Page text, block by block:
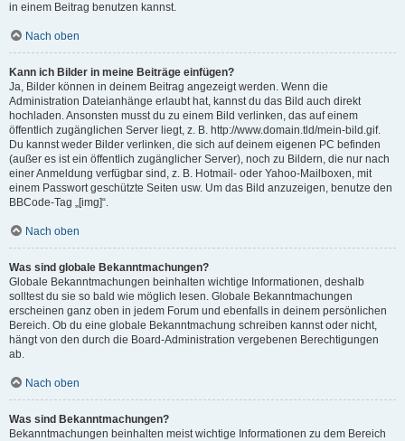
in einem Beitrag benutzen kannst.
Nach oben
Kann ich Bilder in meine Beiträge einfügen?
Ja, Bilder können in deinem Beitrag angezeigt werden. Wenn die
Administration Dateianhänge erlaubt hat, kannst du das Bild auch direkt
hochladen. Ansonsten musst du zu einem Bild verlinken, das auf einem
öffentlich zugänglichen Server liegt, z. B. http://www.domain.tld/mein-bild.gif.
Du kannst weder Bilder verlinken, die sich auf deinem eigenen PC befinden
(außer es ist ein öffentlich zugänglicher Server), noch zu Bildern, die nur nach
einer Anmeldung verfügbar sind, z. B. Hotmail- oder Yahoo-Mailboxen, mit
einem Passwort geschützte Seiten usw. Um das Bild anzuzeigen, benutze den
BBCode-Tag „[img]“.
Nach oben
Was sind globale Bekanntmachungen?
Globale Bekanntmachungen beinhalten wichtige Informationen, deshalb
solltest du sie so bald wie möglich lesen. Globale Bekanntmachungen
erscheinen ganz oben in jedem Forum und ebenfalls in deinem persönlichen
Bereich. Ob du eine globale Bekanntmachung schreiben kannst oder nicht,
hängt von den durch die Board-Administration vergebenen Berechtigungen
ab.
Nach oben
Was sind Bekanntmachungen?
Bekanntmachungen beinhalten meist wichtige Informationen zu dem Bereich